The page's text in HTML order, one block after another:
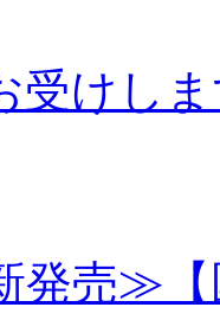
受けし
発売≫【